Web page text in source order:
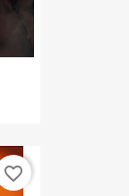
favorite_border